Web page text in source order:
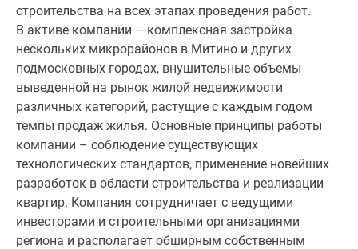
строительства на всех этапах проведения работ.
В активе компании – комплексная застройка
нескольких микрорайонов в Митино и других
подмосковных городах, внушительные объемы
выведенной на рынок жилой недвижимости
различных категорий, растущие с каждым годом
темпы продаж жилья. Основные принципы работы
компании – соблюдение существующих
технологических стандартов, применение новейших
разработок в области строительства и реализации
квартир. Компания сотрудничает с ведущими
инвесторами и строительными организациями
региона и располагает обширным собственным